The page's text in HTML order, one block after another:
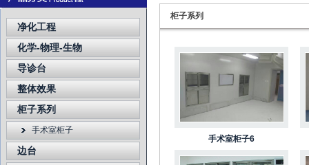
净化工程
化学-物理-生物
导诊台
整体效果
柜子系列
手术室柜子
边台
柜子系列
手术室柜子6